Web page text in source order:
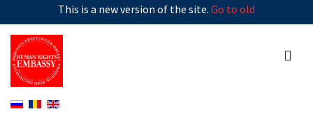
This is a new version of the site. Go to old